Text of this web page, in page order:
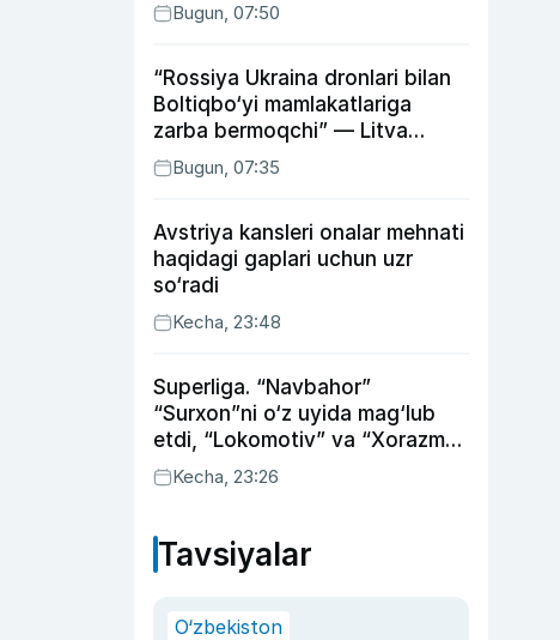
Bugun, 07:50
“Rossiya Ukraina dronlari bilan
Boltiqbo‘yi mamlakatlariga
zarba bermoqchi” — Litva
mudofaa vaziri
Bugun, 07:35
Avstriya kansleri onalar mehnati
haqidagi gaplari uchun uzr
so‘radi
Kecha, 23:48
Superliga. “Navbahor”
“Surxon”ni o‘z uyida mag‘lub
etdi, “Lokomotiv” va “Xorazm”
uyda g‘alaba qozondi
Kecha, 23:26
Tavsiyalar
O‘zbekiston